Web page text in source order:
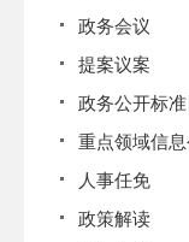
政务会议
提案议案
政务公开标
重点领域信
人事任免
政策解读